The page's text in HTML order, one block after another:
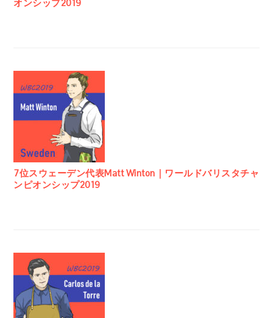
オンシップ2019
7位スウェーデン代表Matt Winton｜ワールドバリスタチャ
ンピオンシップ2019